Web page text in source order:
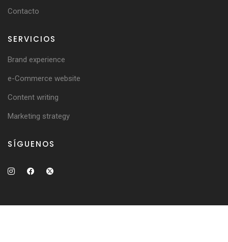
Contacto
SERVICIOS
Brand experience
e-Commerce website
Content writing
Marketing strategy
SÍGUENOS